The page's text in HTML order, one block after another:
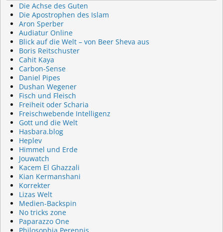
Die Achse des Guten
Die Apostrophen des Islam
Aron Sperber
Audiatur Online
Blick auf die Welt – von Beer Sheva aus
Boris Reitschuster
Cahit Kaya
Carbon-Sense
Daniel Pipes
Dushan Wegener
Fisch und Fleisch
Freiheit oder Scharia
Freischwebende Intelligenz
Gott und die Welt
Hasbara.blog
Heplev
Himmel und Erde
Jouwatch
Kacem El Ghazzali
Kian Kermanshani
Korrekter
Lizas Welt
Medien-Backspin
No tricks zone
Paparazzo One